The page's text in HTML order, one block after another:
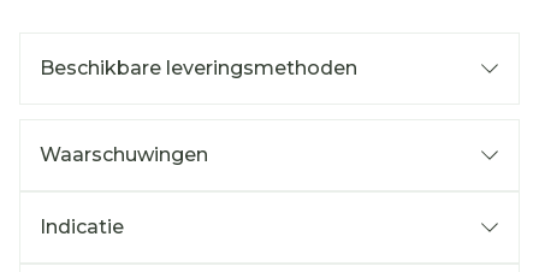
Beschikbare leveringsmethoden
Waarschuwingen
Indicatie